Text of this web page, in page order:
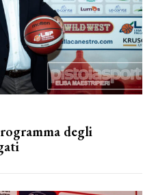
degli